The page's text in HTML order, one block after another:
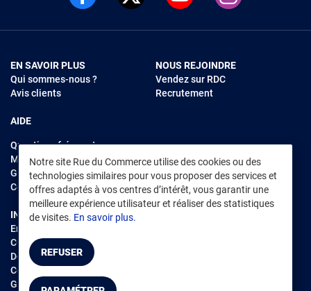
Notre site Rue du Commerce utilise des cookies ou des
technologies similaires pour vous proposer des services et
offres adaptés à vos centres d’intérêt, vous garantir une
meilleure expérience utilisateur et réaliser des statistiques
de visites. En savoir plus.
REFUSER
EN SAVOIR PLUS
Qui sommes-nous ?
Avis clients
AIDE
Questions fréquentes
Modes de règlements
Garantie et retours
Contacter Rue du Commerce
NOUS REJOINDRE
Vendez sur RDC
Recrutement
INFORMATIONS LÉGALES
Environnement
CGV /CGU Marketplace
Données personnelles
Cookies
Gérer mes cookies